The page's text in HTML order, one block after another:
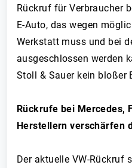
Rückruf für Verbraucher
E-Auto, das wegen
Werkstatt muss und bei
ausgeschlossen werden
Stoll & Sauer kein bloßer
Rückrufe bei Mercedes,
Herstellern verschärfen
Der aktuelle VW-Rückruf